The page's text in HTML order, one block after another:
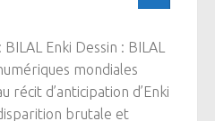
Enki Dessin : BILAL
mondiales
récit d’anticipation d’Enki
brutale et